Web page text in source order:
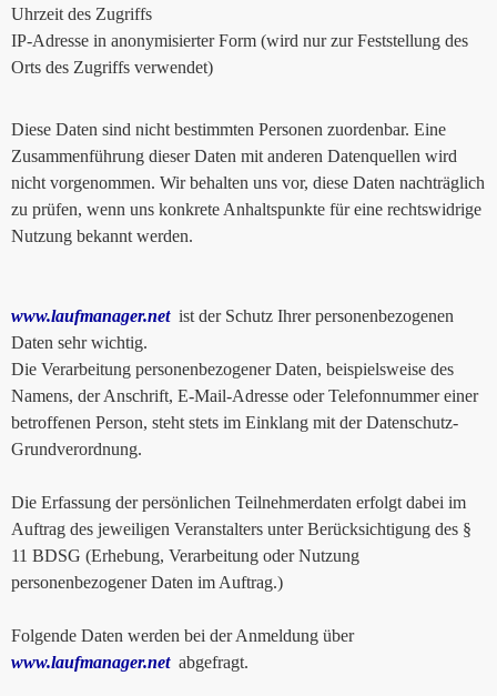
Uhrzeit des Zugriffs
IP-Adresse in anonymisierter Form (wird nur zur Feststellung des
Orts des Zugriffs verwendet)
Diese Daten sind nicht bestimmten Personen zuordenbar. Eine
Zusammenführung dieser Daten mit anderen Datenquellen wird
nicht vorgenommen. Wir behalten uns vor, diese Daten nachträglich
zu prüfen, wenn uns konkrete Anhaltspunkte für eine rechtswidrige
Nutzung bekannt werden.
www.laufmanager.netist der Schutz Ihrer personenbezogenen
Daten sehr wichtig.
Die Verarbeitung personenbezogener Daten, beispielsweise des
Namens, der Anschrift, E-Mail-Adresse oder Telefonnummer einer
betroffenen Person, steht stets im Einklang mit der Datenschutz-
Grundverordnung.
Die Erfassung der persönlichen Teilnehmerdaten erfolgt dabei im
Auftrag des jeweiligen Veranstalters unter Berücksichtigung des §
11 BDSG (Erhebung, Verarbeitung oder Nutzung
personenbezogener Daten im Auftrag.)
Folgende Daten werden bei der Anmeldung über
www.laufmanager.netabgefragt.